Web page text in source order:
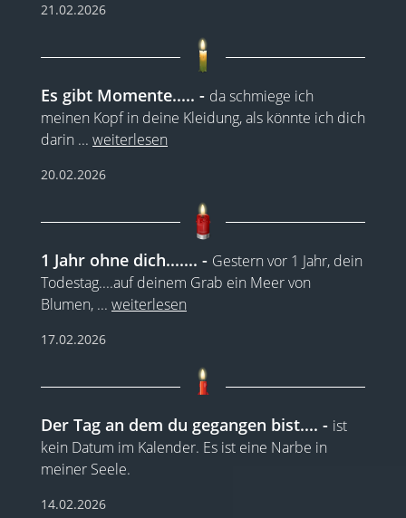
21.02.2026
Es gibt Momente.....
da schmiege ich
meinen Kopf in deine Kleidung, als könnte ich dich
darin ... weiterlesen
20.02.2026
1 Jahr ohne dich.......
Gestern vor 1 Jahr, dein
Todestag....auf deinem Grab ein Meer von
Blumen, ... weiterlesen
17.02.2026
Der Tag an dem du gegangen bist....
ist
kein Datum im Kalender. Es ist eine Narbe in
meiner Seele.
14.02.2026